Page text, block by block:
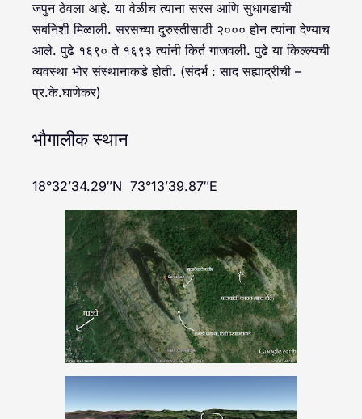
जपुन ठेवला आहे. या वेळीच त्याना सरस आणि सुधागडाची
सबनिशी मिळाली. सरसच्या दुरुस्तीसाठी २००० होन त्यांना देण्याच
आले. पुढे १६९० ते १६९३ त्यांनी किर्त गाजवली. पुढे या किल्ल्यची
व्यवस्था भोर संस्थानाकडे होती. (संदर्भ : साद सह्याद्रीची –
प्र.के.घाणेकर)
भौगालीक स्थान
18°32’34.29″N 73°13’39.87″E